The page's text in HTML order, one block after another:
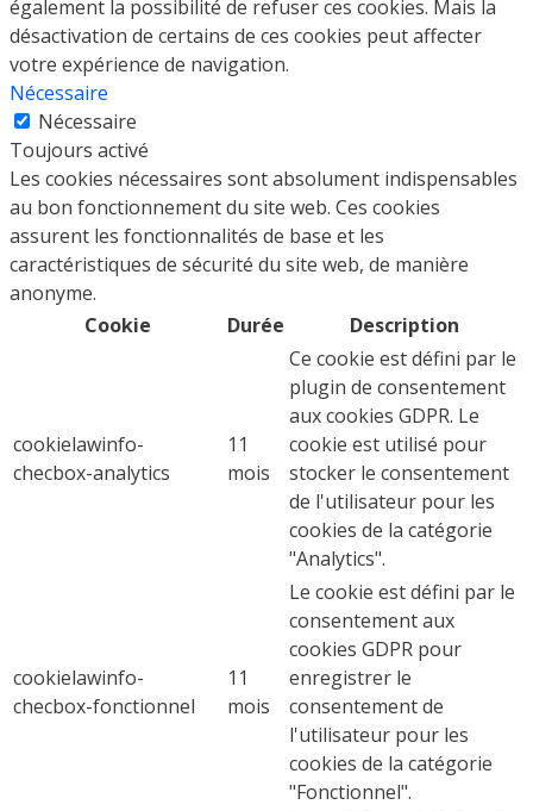
également la possibilité de refuser ces cookies. Mais la
désactivation de certains de ces cookies peut affecter
votre expérience de navigation.
Nécessaire
Nécessaire
Toujours activé
Les cookies nécessaires sont absolument indispensables
au bon fonctionnement du site web. Ces cookies
assurent les fonctionnalités de base et les
caractéristiques de sécurité du site web, de manière
anonyme.
Cookie
Durée Description
cookielawinfo-
checbox-analytics
11
mois
Ce cookie est défini par le
plugin de consentement
aux cookies GDPR. Le
cookie est utilisé pour
stocker le consentement
de l'utilisateur pour les
cookies de la catégorie
"Analytics".
cookielawinfo-
checbox-fonctionnel
11
mois
Le cookie est défini par le
consentement aux
cookies GDPR pour
enregistrer le
consentement de
l'utilisateur pour les
cookies de la catégorie
"Fonctionnel".